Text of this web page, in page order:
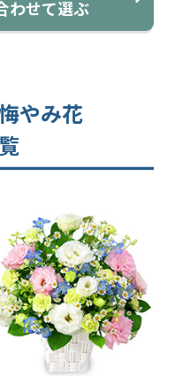
わせて選ぶ
やみ花